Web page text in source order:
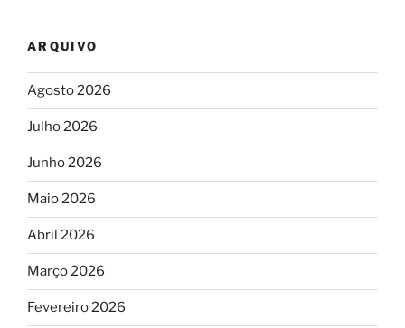
ARQUIVO
Agosto 2026
Julho 2026
Junho 2026
Maio 2026
Abril 2026
Março 2026
Fevereiro 2026